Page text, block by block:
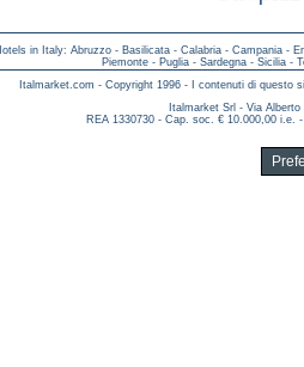
in Italy: Abruzzo - Basilicata - Calabria - Campania -
Piemonte- Puglia- Sardegna- Sicilia-
Italmarket.com - Copyright 1996 - I contenuti di questo
Italmarket Srl - Via
REA 1330730 - Cap. soc. € 10.000,00 i.e.